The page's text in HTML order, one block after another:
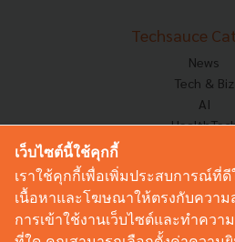
Techsauce
News
Tech & Biz
AI
Corp
Saucy
เว็บไซต์นี้ใช้คุกกี้
เราใช้คุกกี้เพื่อเพิ่มประสบการณ์ที่
เนื้อหาและโฆษณาให้ตรงกับความ
การเข้าใช้งานเว็บไซต์และทำควา